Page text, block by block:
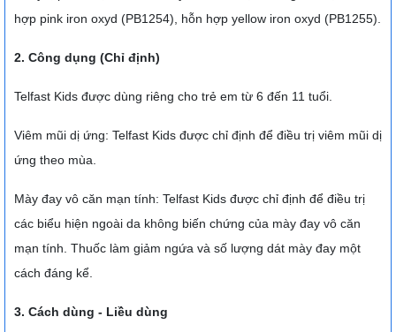
hợp pink iron oxyd (PB1254), hỗn hợp yellow iron oxyd (PB1255).
2. Công dụng (Chỉ định)
Telfast Kids được dùng riêng cho trẻ em từ 6 đến 11 tuổi.
Viêm mũi dị ứng: Telfast Kids được chỉ định để điều trị viêm mũi dị
ứng theo mùa.
Mày đay vô căn mạn tính: Telfast Kids được chỉ định để điều trị
các biểu hiện ngoài da không biến chứng của mày đay vô căn
mạn tính. Thuốc làm giảm ngứa và số lượng dát mày đay một
cách đáng kể.
3. Cách dùng - Liều dùng